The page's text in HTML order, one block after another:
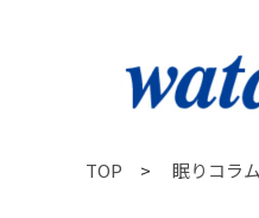
TOP > 眠りコラ